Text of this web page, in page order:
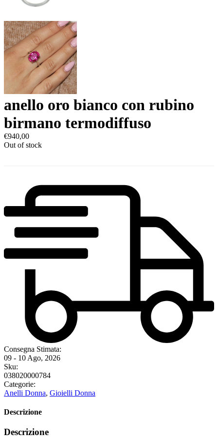
anello oro bianco con rubino
birmano termodiffuso
€940,00
Out of stock
Consegna Stimata:
09 - 10 Ago, 2026
Sku:
038020000784
Categorie:
Anelli Donna, Gioielli Donna
Descrizione
Descrizione